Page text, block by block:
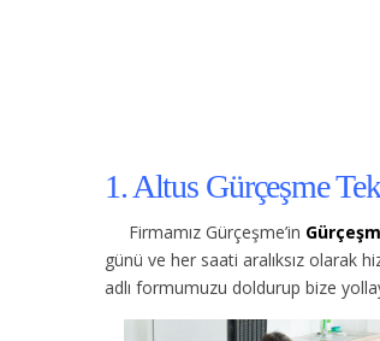
1. Altus Gürçeşme
Firmamız Gürçeşme’in
günü ve her saati aralıksız olarak
adlı formumuzu doldurup bize